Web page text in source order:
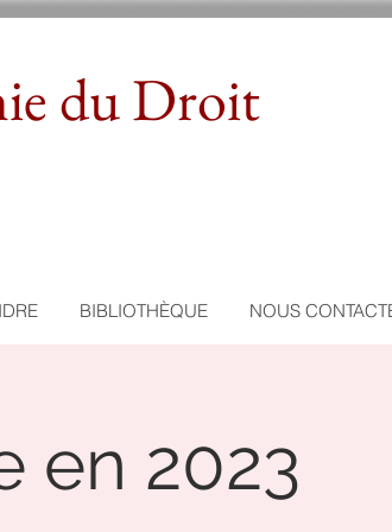
du Droit
BIBLIOTHÈQUE NOUS
en 2023